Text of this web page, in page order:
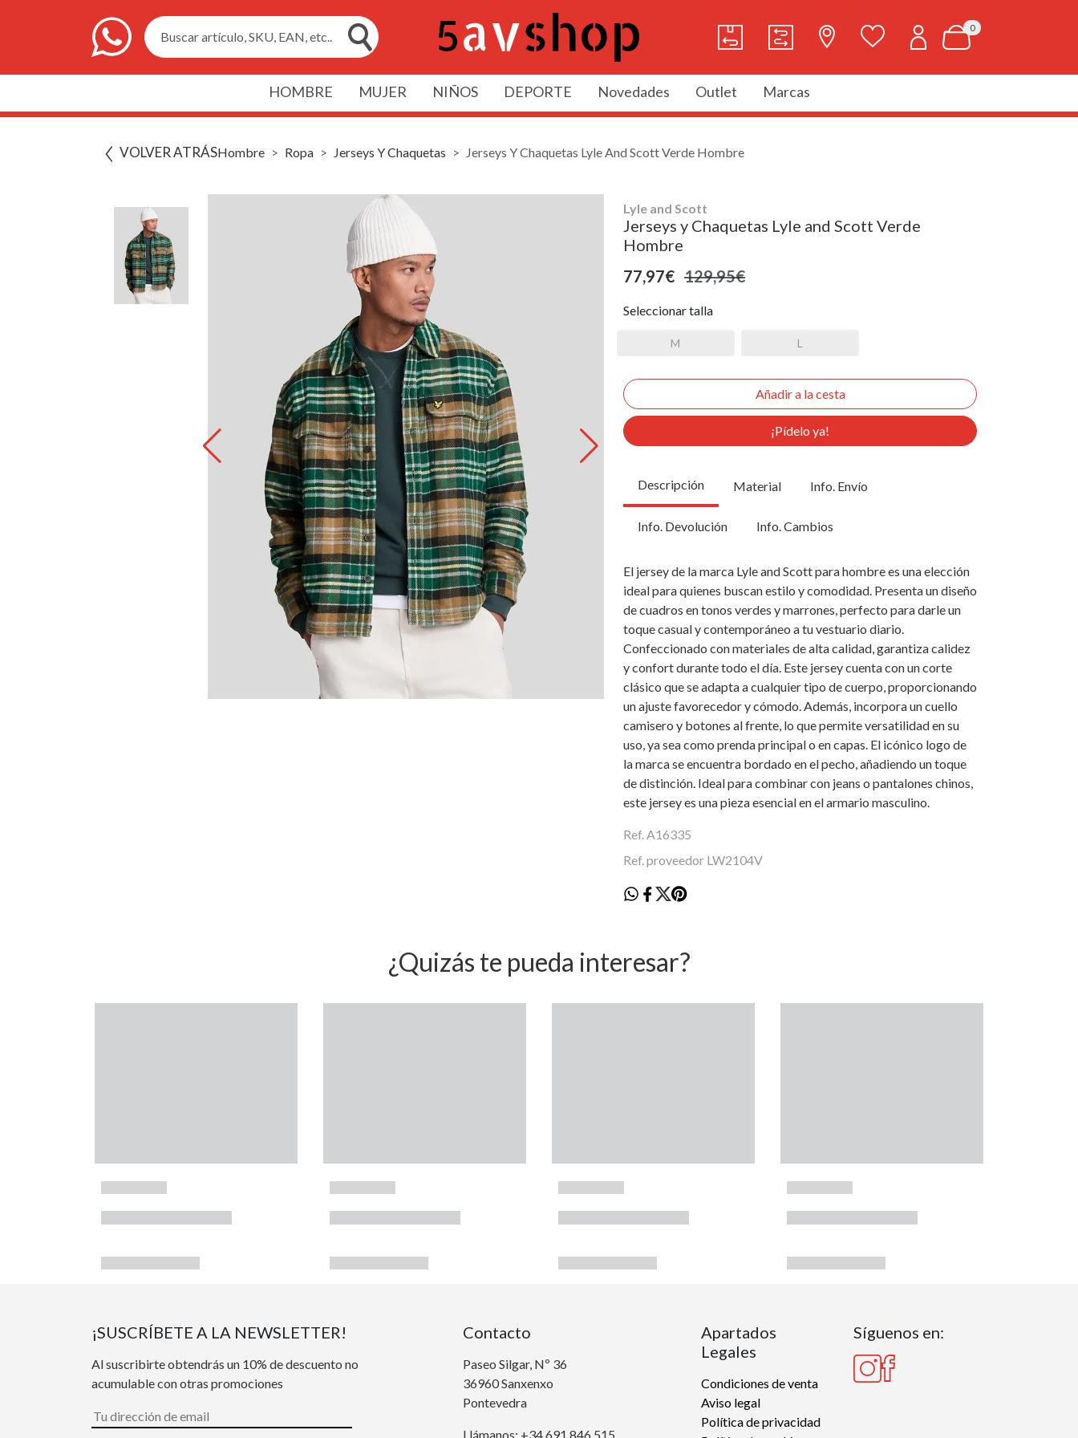
Buscar artículo, SKU, EAN, etc..
0
HOMBRE MUJER NIÑOS DEPORTE Novedades Outlet Marcas
VOLVER ATRÁSHombre Ropa Jerseys Y Chaquetas Jerseys Y Chaquetas Lyle And Scott Verde Hombre
Lyle and Scott
Jerseys y Chaquetas Lyle and Scott Verde
Hombre
77,97€ 129,95€
Seleccionar talla
M L
¡Pídelo ya!
Descripción Material Info. Envío
Info. Devolución Info. Cambios
El jersey de la marca Lyle and Scott para hombre es una elección
ideal para quienes buscan estilo y comodidad. Presenta un diseño
de cuadros en tonos verdes y marrones, perfecto para darle un
toque casual y contemporáneo a tu vestuario diario.
Confeccionado con materiales de alta calidad, garantiza calidez
y confort durante todo el día. Este jersey cuenta con un corte
clásico que se adapta a cualquier tipo de cuerpo, proporcionando
un ajuste favorecedor y cómodo. Además, incorpora un cuello
camisero y botones al frente, lo que permite versatilidad en su
uso, ya sea como prenda principal o en capas. El icónico logo de
la marca se encuentra bordado en el pecho, añadiendo un toque
de distinción. Ideal para combinar con jeans o pantalones chinos,
este jersey es una pieza esencial en el armario masculino.
Ref. A16335
Ref. proveedor LW2104V
¿Quizás te pueda interesar?
¡SUSCRÍBETE A LA NEWSLETTER!
Al suscribirte obtendrás un 10% de descuento no
acumulable con otras promociones
Contacto
Paseo Silgar, Nº 36
36960 Sanxenxo
Pontevedra
Llámanos: +34 691 846 515
Apartados
Legales
Condiciones de venta
Aviso legal
Política de privacidad
Síguenos en: